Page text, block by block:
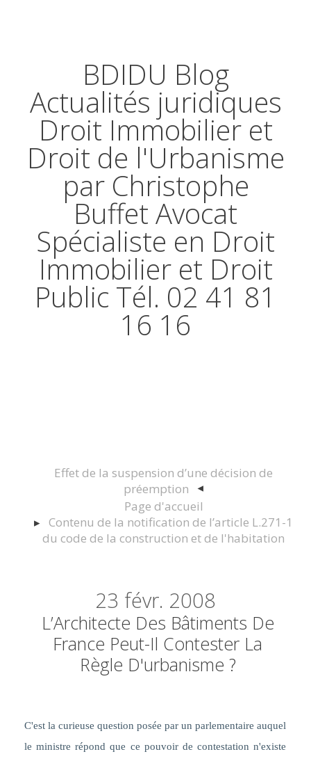
BDIDU Blog
Actualités juridiques
Droit Immobilier et
Droit de l'Urbanisme
par Christophe
Buffet Avocat
Spécialiste en Droit
Immobilier et Droit
Public Tél. 02 41 81
16 16
Effet de la suspension d’une décision de
préemption
Page d'accueil
Contenu de la notification de l’article L.271-1
du code de la construction et de l'habitation
23 févr. 2008
L’Architecte Des Bâtiments De
France Peut-Il Contester La
Règle D'urbanisme ?
C'est la curieuse question posée par un parlementaire auquel
le ministre répond que ce pouvoir de contestation n'existe